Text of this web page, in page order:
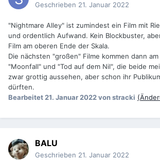
Geschrieben 21. Januar 2022
"Nightmare Alley" ist zumindest ein Film mit
und ordentlich Aufwand. Kein Blockbuster,
Film am oberen Ende der Skala.
Die nächsten "großen" Filme kommen dann
"Moonfall" und "Tod auf dem Nil", die beide
zwar grottig aussehen, aber schon ihr
dürften.
Bearbeitet21. Januar 2022von stracki
BALU
Geschrieben 21. Januar 2022